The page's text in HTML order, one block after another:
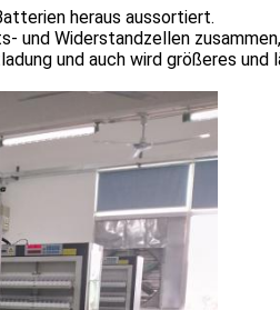
heraus aussortiert.
und Widerstandzellen
und auch wird größeres und